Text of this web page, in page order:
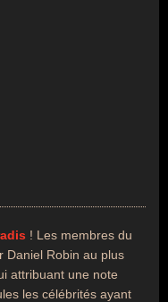
! Les membres du
Daniel Robin au plus
attribuant une note
les célébrités ayant